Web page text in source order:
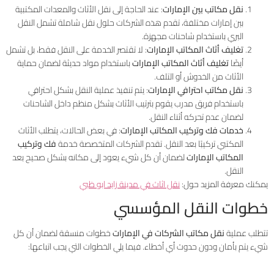
نقل مكاتب بين الإمارات: عند الحاجة إلى نقل الأثاث والمعدات المكتبية
بين إمارات مختلفة، تقدم هذه الشركات حلول نقل شاملة تشمل النقل
البري باستخدام شاحنات مجهزة.
تغليف أثاث المكاتب الإمارات: لا تقتصر الخدمة على النقل فقط، بل تشمل
أيضًاتغليف أثاث المكاتب الإماراتباستخدام مواد حديثة لضمان حماية
الأثاث من الخدوش أو التلف.
نقل مكاتب احترافي الإمارات: يتم تنفيذ عملية النقل بشكل احترافي
باستخدام فريق مدرب يقوم بترتيب الأثاث بشكل منظم داخل الشاحنات
لضمان عدم تحركه أثناء النقل.
خدمات فك وتركيب المكاتب الإمارات: في بعض الحالات، يتطلب الأثاث
المكتبي تركيبًا بعد النقل. تقدم الشركات المتخصصة خدمةفك وتركيب
المكاتب الإماراتلضمان أن كل شيء يعود إلى مكانه بشكل صحيح بعد
النقل.
يمكنك معرفة المزيد حول:نقل اثاث في مدينة زايد ابو ظبي
خطوات النقل المؤسسي
تتطلب عمليةنقل مكاتب الشركات في الإماراتخطوات منسقة لضمان أن كل
شيء يتم بأمان ودون حدوث أي أخطاء. فيما يلي الخطوات التي يجب اتباعها: